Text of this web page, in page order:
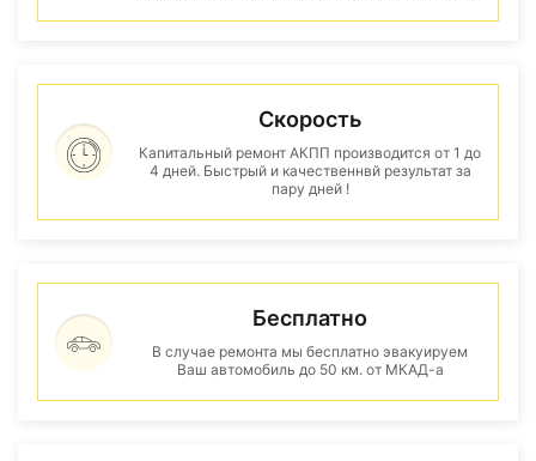
Скорость
Капитальный ремонт АКПП производится от 1 до
4 дней. Быстрый и качественнвй результат за
пару дней !
Бесплатно
В случае ремонта мы бесплатно эвакуируем
Ваш автомобиль до 50 км. от МКАД-а